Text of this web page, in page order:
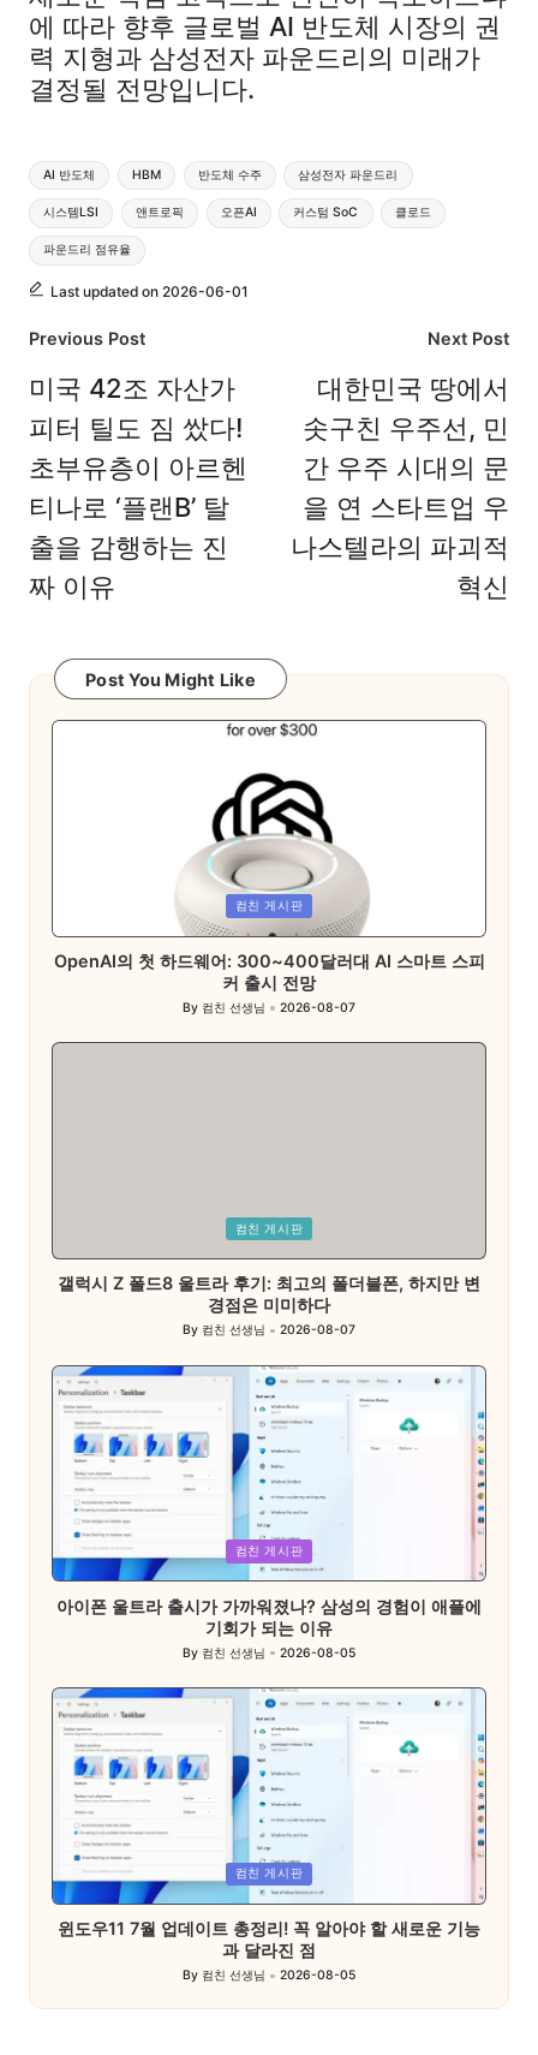
에 따라 향후 글로벌 AI 반도체 시장의 권
력 지형과 삼성전자 파운드리의 미래가
결정될 전망입니다.
Tags:
AI 반도체 HBM 반도체 수주 삼성전자 파운드리
시스템LSI 앤트로픽 오픈AI 커스텀 SoC 클로드
파운드리 점유율
Last updated on 2026-06-01
Post
navigation
Previous Post
미국 42조 자산가
피터 틸도 짐 쌌다!
초부유층이 아르헨
티나로 ‘플랜B’ 탈
출을 감행하는 진
짜 이유
Next Post
대한민국 땅에서
솟구친 우주선, 민
간 우주 시대의 문
을 연 스타트업 우
나스텔라의 파괴적
혁신
Post You Might Like
컴친 게시판
OpenAI의 첫 하드웨어: 300~400달러대 AI 스마트 스피
커 출시 전망
Posted
By 컴친 선생님 2026-08-07
컴친 게시판
갤럭시 Z 폴드8 울트라 후기: 최고의 폴더블폰, 하지만 변
경점은 미미하다
Posted
By 컴친 선생님 2026-08-07
Posted
in
컴친 게시판
아이폰 울트라 출시가 가까워졌나? 삼성의 경험이 애플에
기회가 되는 이유
Posted
By 컴친 선생님 2026-08-05
Posted
in
컴친 게시판
윈도우11 7월 업데이트 총정리! 꼭 알아야 할 새로운 기능
과 달라진 점
Posted
by
By 컴친 선생님 2026-08-05